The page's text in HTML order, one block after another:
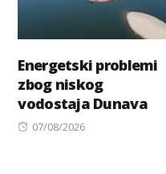
Energetski problemi
zbog niskog
vodostaja Dunava
Posted
07/08/2026